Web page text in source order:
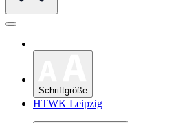
Schriftgröße
HTWK Leipzig